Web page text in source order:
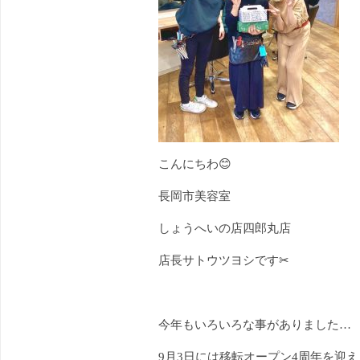
こんにちわ😊
長岡市美容室
しょうへいの店四郎丸店
店長サトウツヨシです✂︎
今年もいろいろな事がありました…
9月3日には移転オープン4周年を迎え